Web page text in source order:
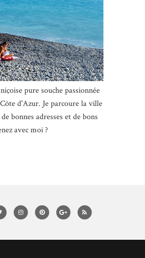
pure souche passionnée
d'Azur. Je parcoure la ville
bonnes adresses et de bons
avec moi ?